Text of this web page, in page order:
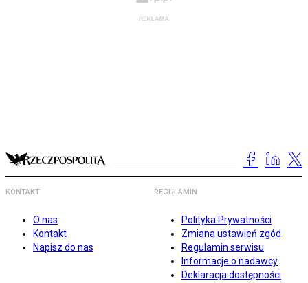
KONTAKT
O nas
Kontakt
Napisz do nas
REGULAMIN
Polityka Prywatności
Zmiana ustawień zgód
Regulamin serwisu
Informacje o nadawcy
Deklaracja dostępności